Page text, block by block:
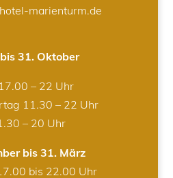
marienturm.de
31. Oktober
– 22 Uhr
11.30 – 22 Uhr
– 20 Uhr
bis 31. März
bis 22.00 Uhr